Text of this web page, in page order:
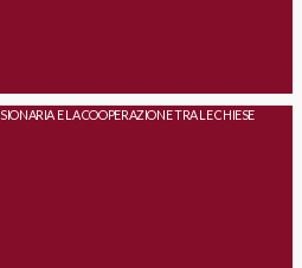
E LA COOPERAZIONE TRA LE CHIESE